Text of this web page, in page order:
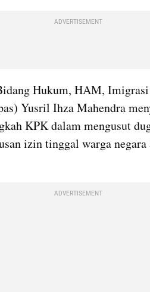
ADVERTISEMENT
Hukum, HAM, Imigrasi
Yusril Ihza Mahendra
KPK dalam mengusut
izin tinggal warga
ADVERTISEMENT